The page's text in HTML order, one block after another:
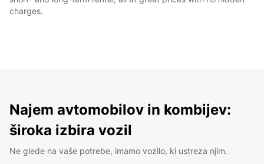
charges.
Najem avtomobilov in kombijev:
široka izbira vozil
Ne glede na vaše potrebe, imamo vozilo, ki ustreza njim.